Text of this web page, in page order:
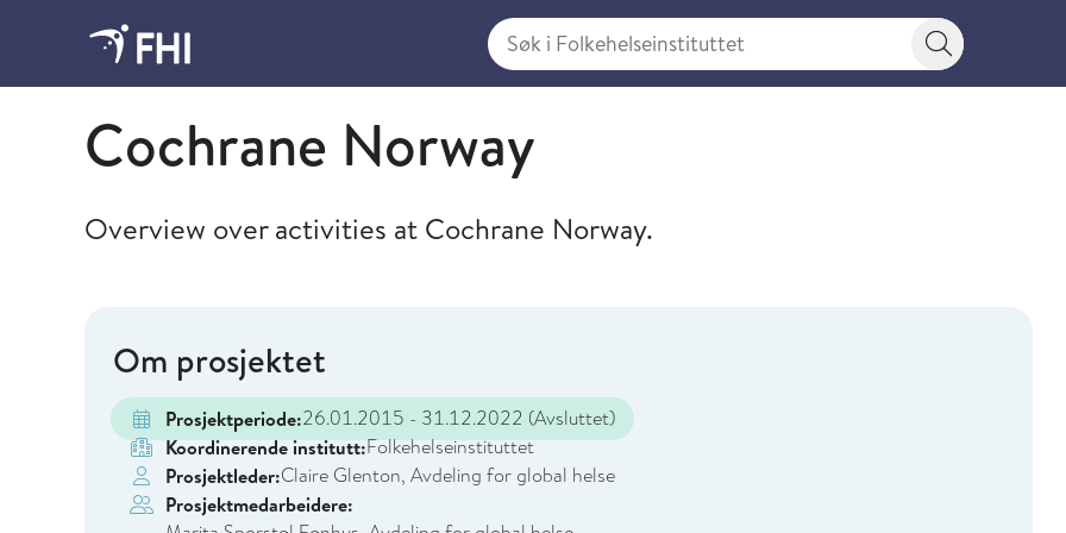
Søk i Folkehelseinstituttet
Søkeknapp
Folkehelseinstituttet
Cochrane Norway
Overview over activities at Cochrane Norway.
Om prosjektet
Prosjektperiode:26.01.2015 - 31.12.2022 (Avsluttet)
Koordinerende institutt:Folkehelseinstituttet
Prosjektleder:Claire Glenton, Avdeling for global helse
Prosjektmedarbeidere: